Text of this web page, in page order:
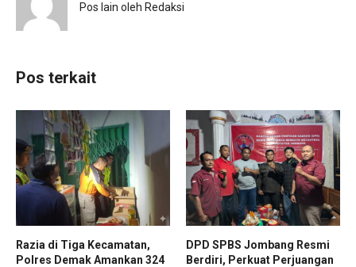
Pos lain oleh Redaksi
Pos terkait
Razia di Tiga Kecamatan,
Polres Demak Amankan 324
DPD SPBS Jombang Resmi
Berdiri, Perkuat Perjuangan